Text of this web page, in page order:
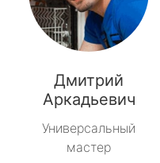
Дмитрий
Аркадьевич
Универсальный
мастер